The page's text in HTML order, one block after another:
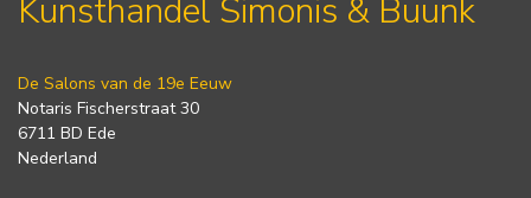
Kunsthandel Simonis & Buunk
De Salons van de 19e Eeuw
Notaris Fischerstraat 30
6711 BD Ede
Nederland